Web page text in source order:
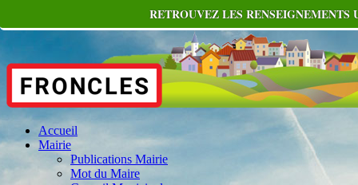
Accueil
Mairie
Publications Mairie
Mot du Maire
RETROUVEZ LES RENSEIGNEMENTS